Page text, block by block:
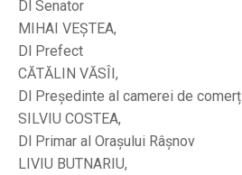
Dl Senator
MIHAI VEȘTEA,
Dl Prefect
CĂTĂLIN VĂSÎI,
Dl Președinte al camerei de comerț
SILVIU COSTEA,
Dl Primar al Orașului Râșnov
LIVIU BUTNARIU,